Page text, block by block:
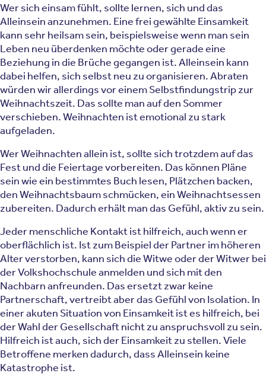
Wer sich einsam fühlt, sollte lernen, sich und das
Alleinsein anzunehmen. Eine frei gewählte Einsamkeit
kann sehr heilsam sein, beispielsweise wenn man sein
Leben neu überdenken möchte oder gerade eine
Beziehung in die Brüche gegangen ist. Alleinsein kann
dabei helfen, sich selbst neu zu organisieren. Abraten
würden wir allerdings vor einem Selbstfindungstrip zur
Weihnachtszeit. Das sollte man auf den Sommer
verschieben. Weihnachten ist emotional zu stark
aufgeladen.
Wer Weihnachten allein ist, sollte sich trotzdem auf das
Fest und die Feiertage vorbereiten. Das können Pläne
sein wie ein bestimmtes Buch lesen, Plätzchen backen,
den Weihnachtsbaum schmücken, ein Weihnachtsessen
zubereiten. Dadurch erhält man das Gefühl, aktiv zu sein.
Jeder menschliche Kontakt ist hilfreich, auch wenn er
oberflächlich ist. Ist zum Beispiel der Partner im höheren
Alter verstorben, kann sich die Witwe oder der Witwer bei
der Volkshochschule anmelden und sich mit den
Nachbarn anfreunden. Das ersetzt zwar keine
Partnerschaft, vertreibt aber das Gefühl von Isolation. In
einer akuten Situation von Einsamkeit ist es hilfreich, bei
der Wahl der Gesellschaft nicht zu anspruchsvoll zu sein.
Hilfreich ist auch, sich der Einsamkeit zu stellen. Viele
Betroffene merken dadurch, dass Alleinsein keine
Katastrophe ist.